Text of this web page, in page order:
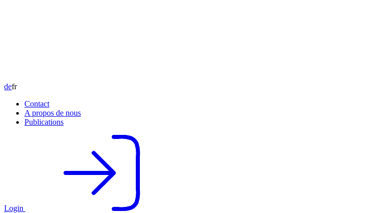
defr
Contact
A propos de nous
Publications
Login